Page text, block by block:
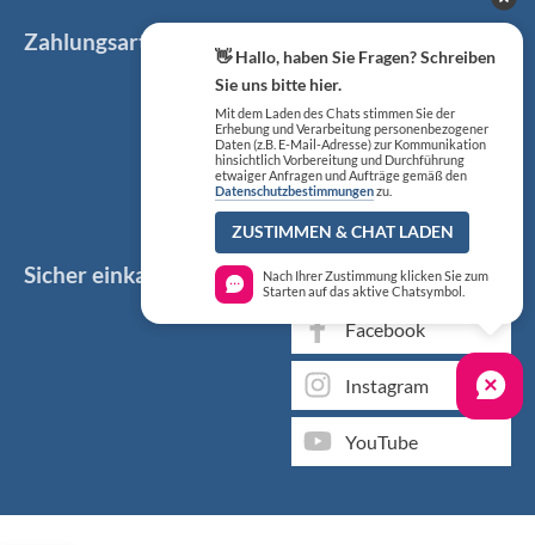
Zahlungsarten
Sicher einkaufen Social Media
Facebook
Instagram
YouTube
👋 Hallo, haben Sie Fragen? Schreiben
Sie uns bitte hier.
Mit dem Laden des Chats stimmen Sie der
Erhebung und Verarbeitung personenbezogener
Daten (z.B. E-Mail-Adresse) zur Kommunikation
hinsichtlich Vorbereitung und Durchführung
etwaiger Anfragen und Aufträge gemäß den
Datenschutzbestimmungenzu.
ZUSTIMMEN & CHAT LADEN
Nach Ihrer Zustimmung klicken Sie zum
Starten auf das aktive Chatsymbol.